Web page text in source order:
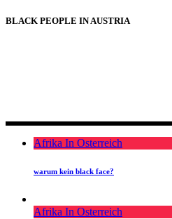
BLACK PEOPLE IN AUSTRIA
Afrika In Osterreich
warum kein black face?
Afrika In Osterreich